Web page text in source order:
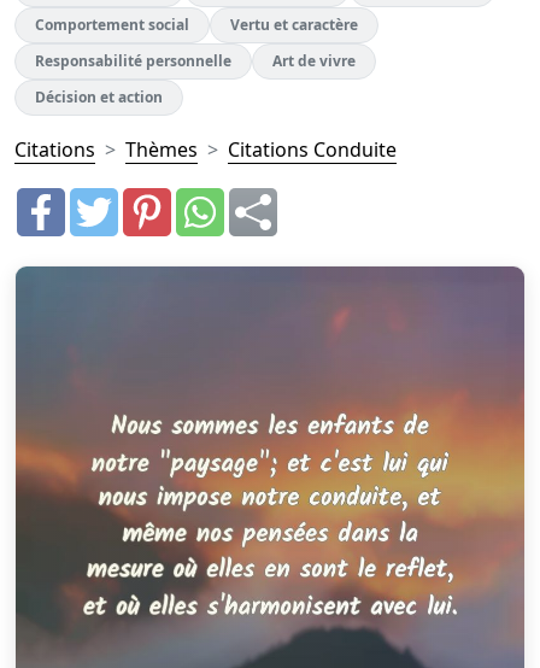
Comportement social
Vertu et caractère
Responsabilité personnelle
Art de vivre
Décision et action
Citations Thèmes Citations Conduite